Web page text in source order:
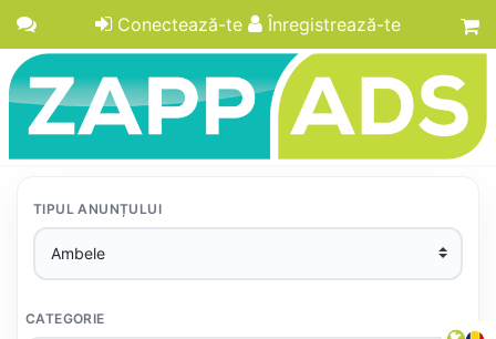
Conectează-te Înregistrează-te
TIPUL ANUNȚULUI
CATEGORIE